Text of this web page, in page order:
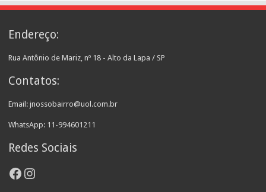
Endereço:
Rua Antônio de Mariz, nº 18 - Alto da Lapa / SP
Contatos:
Email: jnossobairro@uol.com.br
WhatsApp: 11-994601211
Redes Sociais
Facebook
Instagram